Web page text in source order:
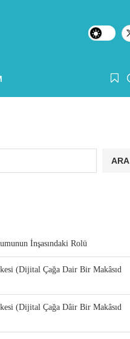
ARA
İnşasındaki Rolü
(Dijital Çağa Dair Bir Makâsıd
(Dijital Çağa Dâir Bir Makâsıd